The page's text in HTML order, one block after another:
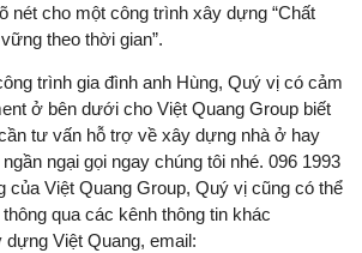
nét cho một công trình xây dựng “Chất
theo thời gian”.
trình gia đình anh Hùng, Quý vị có cảm
ở bên dưới cho Việt Quang Group biết
tư vấn hỗ trợ về xây dựng nhà ở hay
ngại gọi ngay chúng tôi nhé. 096 1993
của Việt Quang Group, Quý vị cũng có thể
qua các kênh thông tin khác
Việt Quang, email: